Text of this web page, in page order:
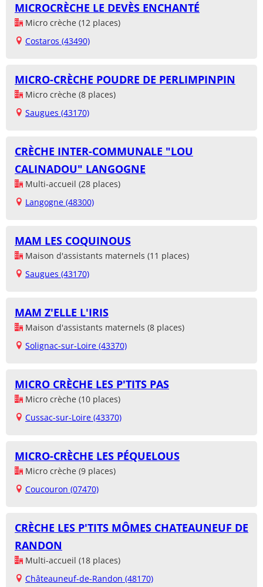
MICROCRÈCHE LE DEVÈS ENCHANTÉ
Micro crèche (12 places)
Costaros (43490)
MICRO-CRÈCHE POUDRE DE PERLIMPINPIN
Micro crèche (8 places)
Saugues (43170)
CRÈCHE INTER-COMMUNALE "LOU
CALINADOU" LANGOGNE
Multi-accueil (28 places)
Langogne (48300)
MAM LES COQUINOUS
Maison d'assistants maternels (11 places)
Saugues (43170)
MAM Z'ELLE L'IRIS
Maison d'assistants maternels (8 places)
Solignac-sur-Loire (43370)
MICRO CRÈCHE LES P'TITS PAS
Micro crèche (10 places)
Cussac-sur-Loire (43370)
MICRO-CRÈCHE LES PÉQUELOUS
Micro crèche (9 places)
Coucouron (07470)
CRÈCHE LES P'TITS MÔMES CHATEAUNEUF DE
RANDON
Multi-accueil (18 places)
Châteauneuf-de-Randon (48170)